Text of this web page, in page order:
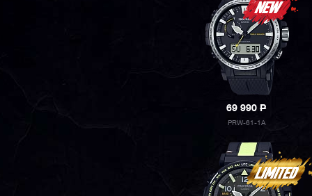
69 990P
PRW-61-1A